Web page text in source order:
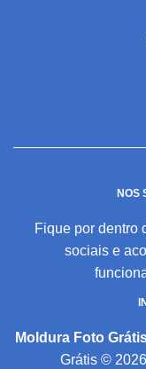
NOS
Fique por dentro
sociais e
Moldura Foto
Grátis ©